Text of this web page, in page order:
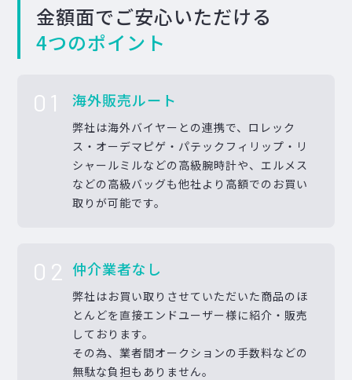
金額面でご安心いただける
4つのポイント
01 海外販売ルート
弊社は海外バイヤーとの連携で、ロレック
ス・オーデマピゲ・パテックフィリップ・リ
シャールミルなどの高級腕時計や、エルメス
などの高級バッグも他社より高額でのお買い
取りが可能です。
02 仲介業者なし
弊社はお買い取りさせていただいた商品のほ
とんどを直接エンドユーザー様に紹介・販売
しております。
その為、業者間オークションの手数料などの
無駄な負担もありません。